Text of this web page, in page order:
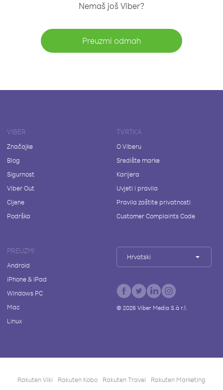
Nemaš još Viber?
Preuzmi odmah
VIBER
Značajke
Blog
Sigurnost
Viber Out
Cijene
Podrška
TVRTKA
O Viberu
Središte marke
Karijera
Uvjeti i pravila
Pravila zaštite privatnosti
Customer Complaints Code
PREUZMI
Android
iPhone & iPad
Windows PC
Mac
Linux
Hrvatski
© 2026Viber Media S.à r.l.
Rakuten Viki Rakuten Kobo Rakuten Travel Rakuten Marketing